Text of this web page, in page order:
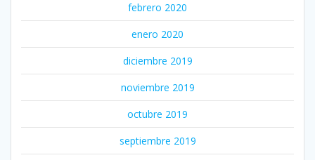
febrero 2020
enero 2020
diciembre 2019
noviembre 2019
octubre 2019
septiembre 2019